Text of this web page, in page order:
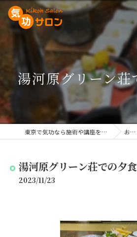
湯河原グリーン荘
東京で気功なら施術や講座を行う気功サロン お知らせ
湯河原グリーン荘での夕食
2023/11/23